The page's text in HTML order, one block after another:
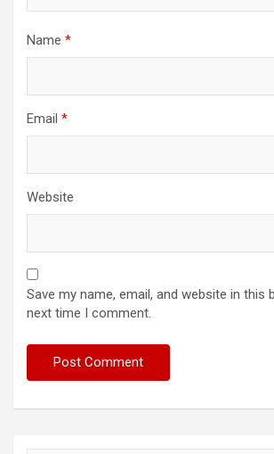
Name *
Email *
Website
Save my name, email, and website in this
next time I comment.